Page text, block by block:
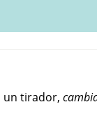
un tirador,